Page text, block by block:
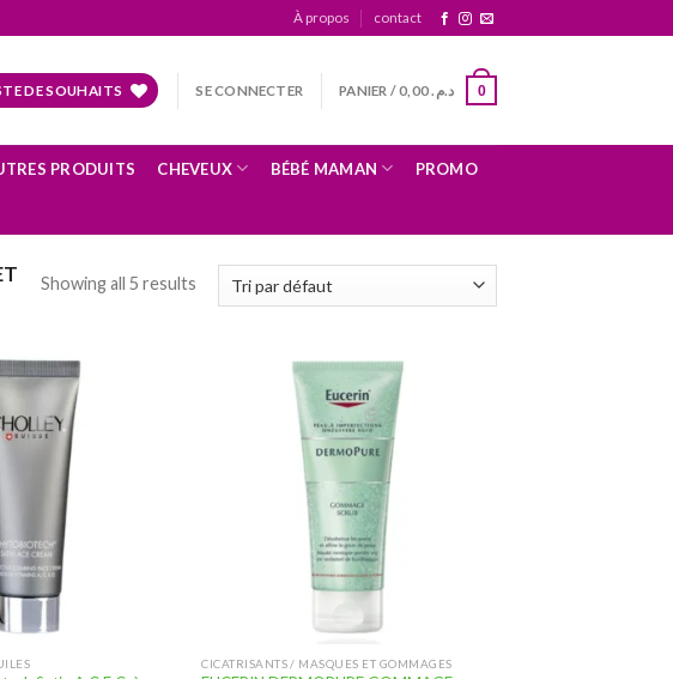
À propos contact
DE SOUHAITS SE CONNECTER PANIER / د.م. 0
PRODUITS CHEVEUX BÉBÉ MAMAN PROMO
Showing all 5 results
CICATRISANTS / MASQUES ET GOMMAGES